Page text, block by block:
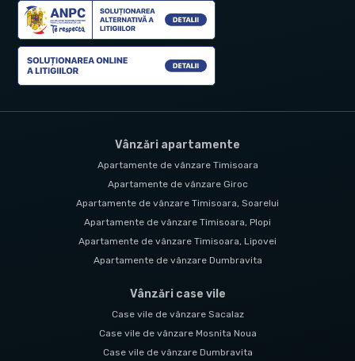
Vânzări apartamente
Apartamente de vânzare Timisoara
Apartamente de vânzare Giroc
Apartamente de vânzare Timisoara, Soarelui
Apartamente de vânzare Timisoara, Plopi
Apartamente de vânzare Timisoara, Lipovei
Apartamente de vânzare Dumbravita
Vânzări case vile
Case vile de vânzare Sacalaz
Case vile de vânzare Mosnita Noua
Case vile de vânzare Dumbravita